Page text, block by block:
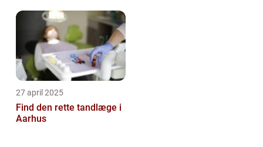
27 april 2025
Find den rette tandlæge i
Aarhus